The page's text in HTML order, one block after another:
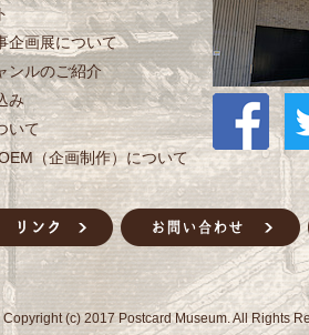
企画展について
ンルのご紹介
み
いて
（企画制作）について
Copyright (c) 2017 Postcard Museum. All Rights